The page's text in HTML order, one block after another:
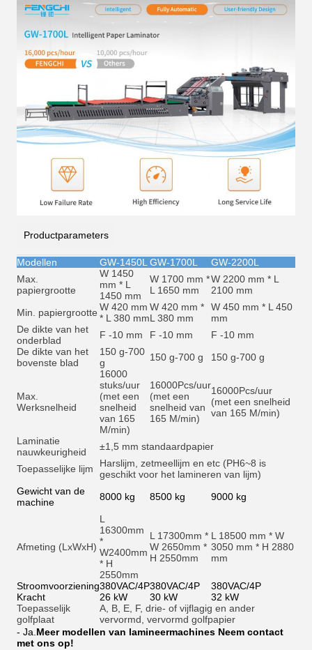
Productparameters
Modellen GW-1450L GW-1700L
GW-2200L
Max.
papiergrootte
W 1450
mm * L
1450 mm
W 1700 mm *
L 1650 mm
W 2200 mm * L
2100 mm
Min. papiergrootte W 420 mm
* L 380 mm
W 420 mm *
L 380 mm
W 450 mm * L 450
mm
De dikte van het
onderblad
F -10 mm F -10 mm
F -10 mm
De dikte van het
bovenste blad
150 g-700
g
150 g-700 g 150 g-700 g
Max.
Werksnelheid
16000
stuks/uur
(met een
snelheid
van 165
M/min)
16000Pcs/uur
(met een
snelheid van
165 M/min)
16000Pcs/uur
(met een snelheid
van 165 M/min)
Laminatie
nauwkeurigheid
±1,5 mm standaardpapier
Toepasselijke lijm
Harslijm, zetmeellijm en etc (PH6~8 is
geschikt voor het lamineren van lijm)
Gewicht van de
machine
8000 kg 8500 kg 9000 kg
Afmeting (LxWxH)
L
16300mm
*
W2400mm
* H
2550mm
L 17300mm *
W 2650mm *
H 2550mm
L 18500 mm * W
3050 mm * H 2880
mm
Stroomvoorziening380VAC/4P380VAC/4P
380VAC/4P
Kracht
26 kW 30 kW
32 kW
Toepasselijk
golfplaat
A, B, E, F, drie- of vijflagig en ander
vervormd, vervormd golfpapier
- Ja. Meer modellen van lamineermachines Neem contact
met ons op!